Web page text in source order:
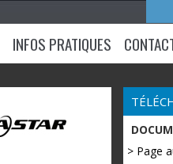
INFOS PRATIQUES
> Page